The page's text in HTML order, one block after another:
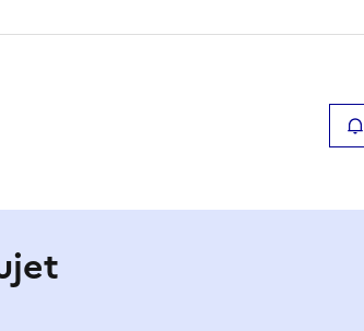
emaille lien de la page dans le presse-papier